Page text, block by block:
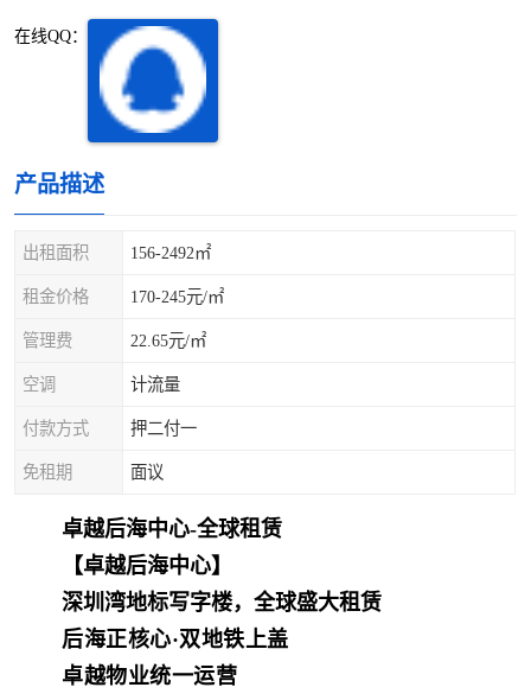
在线QQ：
产品描述
出租面积 156-2492㎡
租金价格 170-245元/㎡
管理费 22.65元/㎡
空调 计流量
付款方式 押二付一
免租期 面议
卓越后海中心-全球租赁
【卓越后海中心】
深圳湾地标写字楼，全球盛大租赁
后海正核心·双地铁上盖
卓越物业统一运营
蛇口
宝安西乡
龙华观澜